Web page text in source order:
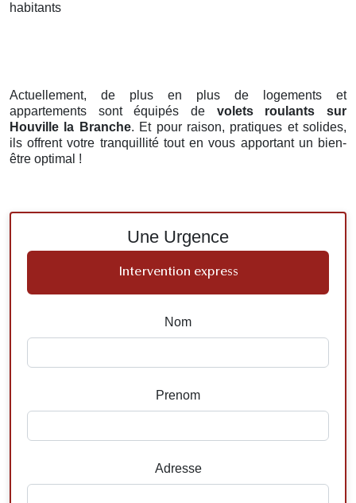
habitants
Actuellement, de plus en plus de logements et
appartements sont équipés de volets roulants
sur
Houville la Branche. Et pour raison, pratiques et solides,
ils offrent votre tranquillité tout en vous apportant un bien-
être optimal !
Une Urgence
Intervention express
Nom
Prenom
Adresse